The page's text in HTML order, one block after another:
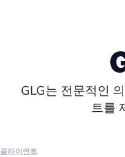
GLG는 전문적인
트를
클라이언트